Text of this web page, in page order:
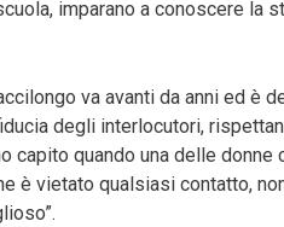
imparano a conoscere
va avanti da anni ed
degli interlocutori,
capito quando una delle
è vietato qualsiasi contatto,